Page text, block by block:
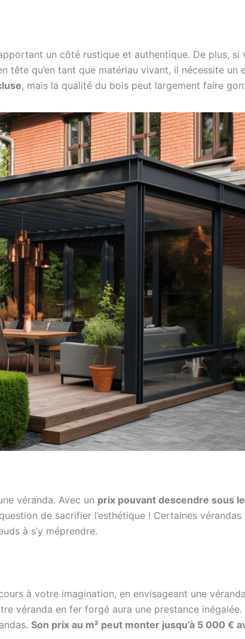
un côté rustique et authentique. De plus, si
tête qu’en tant que matériau vivant, il nécessite un
, mais la qualité du bois peut largement faire
véranda. Avec un prix pouvant descendre sous
de sacrifier l’esthétique ! Certaines
à s’y méprendre.
à votre imagination, en envisageant une
véranda en fer forgé aura une prestance
Son prix au m² peut monter jusqu’à 5 000 €